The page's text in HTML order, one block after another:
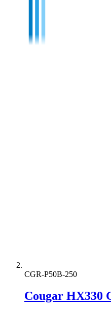
CGR-P50B-250
Cougar HX330